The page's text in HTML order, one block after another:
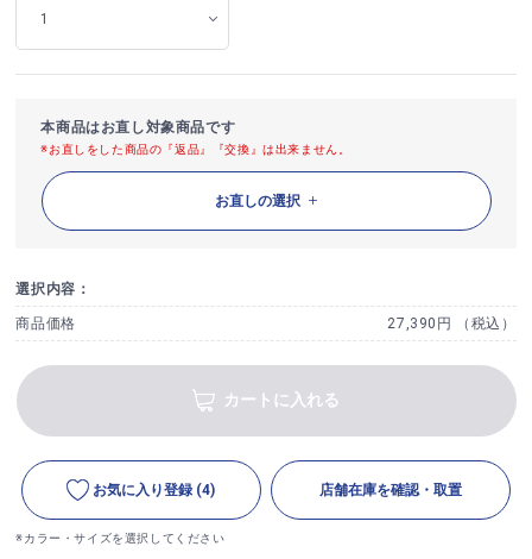
本商品はお直し対象商品です
※お直しをした商品の『返品』『交換』は出来ません。
お直しの選択
選択内容：
商品価格 27,390円 （税込）
カートに入れる
お気に入り登録 (4) 店舗在庫を確認・取置
※カラー・サイズを選択してください